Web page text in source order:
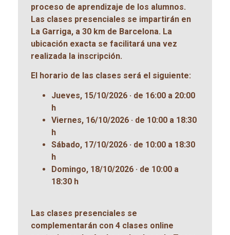
proceso de aprendizaje de los alumnos.
Las clases presenciales se impartirán en
La Garriga, a 30 km de Barcelona. La
ubicación exacta se facilitará una vez
realizada la inscripción.
El horario de las clases será el siguiente:
Jueves, 15/10/2026 · de 16:00 a 20:00
h
Viernes, 16/10/2026 · de 10:00 a 18:30
h
Sábado, 17/10/2026 · de 10:00 a 18:30
h
Domingo, 18/10/2026 · de 10:00 a
18:30 h
Las clases presenciales se
complementarán con 4 clases online